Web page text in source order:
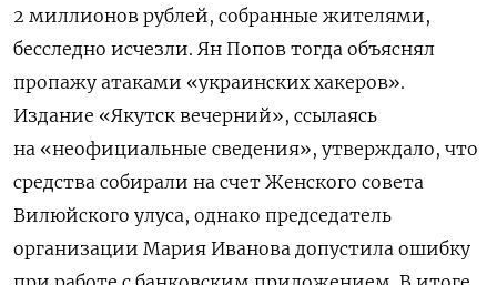
2 миллионов рублей, собранные жителями,
бесследно исчезли. Ян Попов тогда объяснял
пропажу атаками «украинских хакеров».
Издание «Якутск вечерний», ссылаясь
на «неофициальные сведения», утверждало, что
средства собирали на счет Женского совета
Вилюйского улуса, однако председатель
организации Мария Иванова допустила ошибку